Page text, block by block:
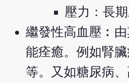
壓力：長
繼發性高血壓︰
能痊癒。例如腎
等。又如糖尿病